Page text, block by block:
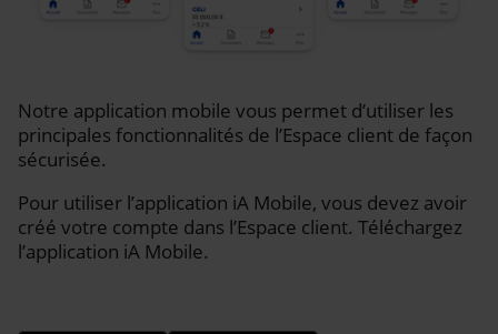
Notre application mobile vous permet d’utiliser les
principales fonctionnalités de l’Espace client de façon
sécurisée.
Pour utiliser l’application iA Mobile, vous devez avoir
créé votre compte dans l’Espace client. Téléchargez
l’application iA Mobile.